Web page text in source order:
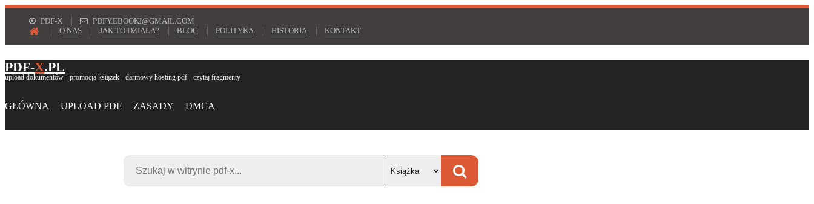
PDF-X
PDFY.EBOOKI@GMAIL.COM
O NAS
JAK TO DZIAŁA? BLOG POLITYKA HISTORIA KONTAKT
PDF-X.PL
upload dokumentów - promocja książek - darmowy hosting pdf - czytaj fragmenty
GŁÓWNA UPLOAD PDF ZASADY DMCA